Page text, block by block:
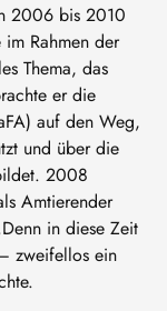
2006 bis 2010
Rahmen der
Thema, das
er die
auf den Weg,
und über die
2008
Amtierender
in diese Zeit
zweifellos ein